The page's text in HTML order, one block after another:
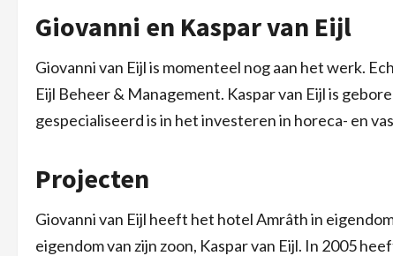
Giovanni en Kaspar van Eijl
Giovanni van Eijl is momenteel nog aan het werk.
Eijl Beheer & Management. Kaspar van Eijl is
gespecialiseerd is in het investeren in horeca- en
Projecten
Giovanni van Eijl heeft het hotel Amrâth in
eigendom van zijn zoon, Kaspar van Eijl. In 2005